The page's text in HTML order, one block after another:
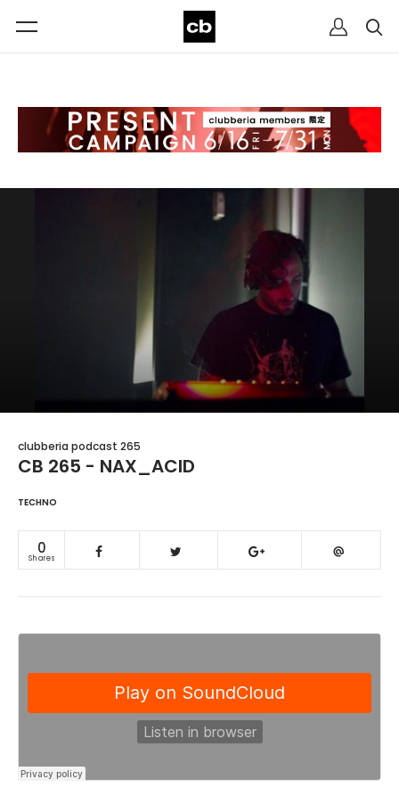
clubberia podcast 265
CB 265 - NAX_ACID
TECHNO
0
Shares